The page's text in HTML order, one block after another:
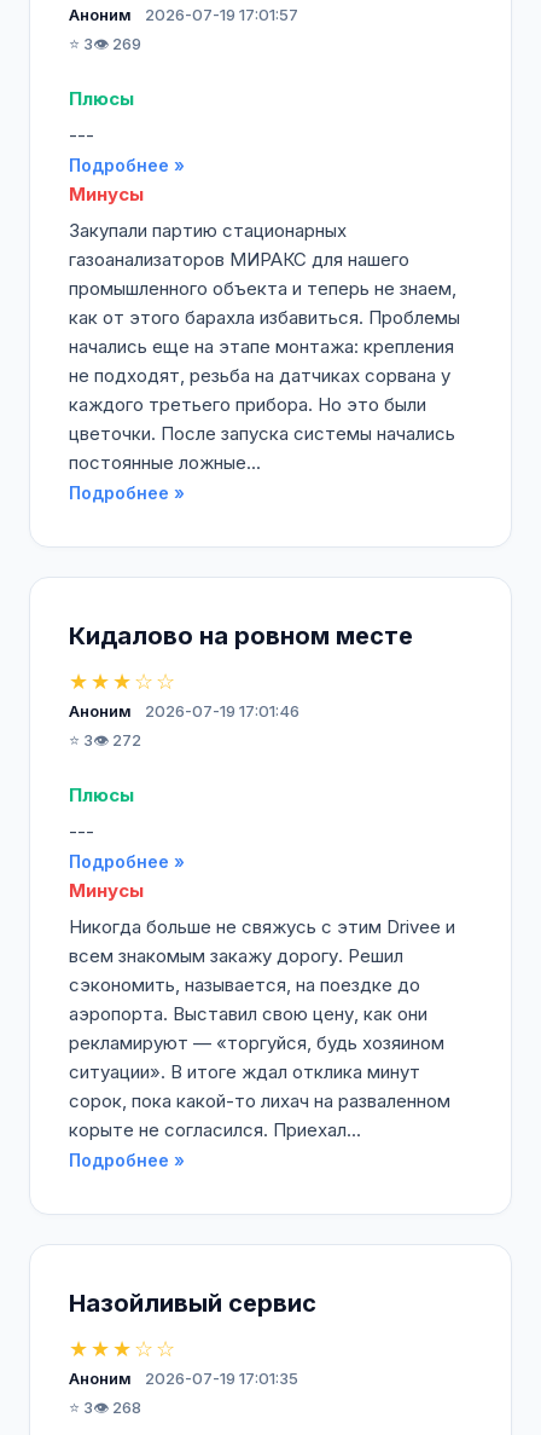
Аноним
2026-07-19 17:01:57
⭐ 3👁️ 269
Плюсы
---
Подробнее »
Минусы
Закупали партию стационарных
газоанализаторов МИРАКС для нашего
промышленного объекта и теперь не знаем,
как от этого барахла избавиться. Проблемы
начались еще на этапе монтажа: крепления
не подходят, резьба на датчиках сорвана у
каждого третьего прибора. Но это были
цветочки. После запуска системы начались
постоянные ложные...
Подробнее »
Кидалово на ровном месте
★★★☆☆
Аноним
2026-07-19 17:01:46
⭐ 3👁️ 272
Плюсы
---
Подробнее »
Минусы
Никогда больше не свяжусь с этим Drivee и
всем знакомым закажу дорогу. Решил
сэкономить, называется, на поездке до
аэропорта. Выставил свою цену, как они
рекламируют — «торгуйся, будь хозяином
ситуации». В итоге ждал отклика минут
сорок, пока какой-то лихач на разваленном
корыте не согласился. Приехал...
Подробнее »
Назойливый сервис
★★★☆☆
Аноним
2026-07-19 17:01:35
⭐ 3👁️ 268